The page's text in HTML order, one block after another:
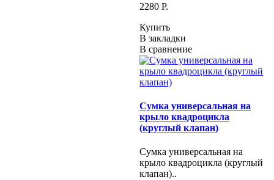
2280 P.
Купить
В закладки
В сравнение
Сумка универсальная на
крыло квадроцикла
(круглый клапан)
Сумка универсальная на
крыло квадроцикла (круглый
клапан)..